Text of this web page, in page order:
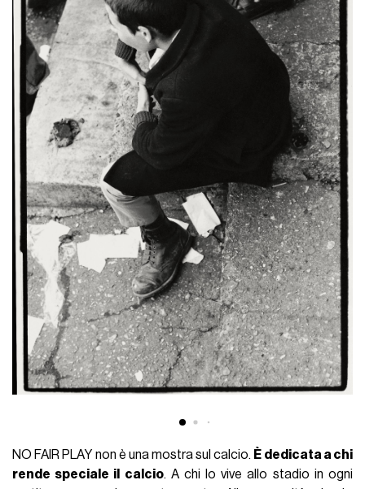
NO FAIR PLAY non è una mostra sul calcio. È dedicata a chi
rende speciale il calcio. A chi lo vive allo stadio in ogni